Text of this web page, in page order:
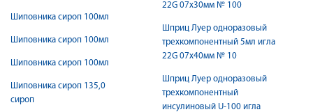
Шиповника сироп 100мл
Шиповника сироп 100мл
Шиповника сироп 100мл
Шиповника сироп 135,0
сироп
22G 07х30мм № 100
Шприц Луер одноразовый
трехкомпонентный 5мл игла
22G 07х40мм № 10
Шприц Луер одноразовый
трехкомпонентный
инсулиновый U-100 игла